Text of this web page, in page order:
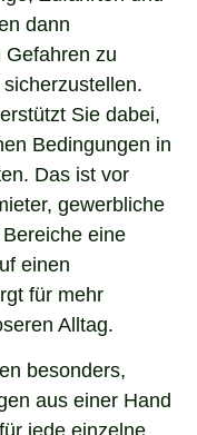
dann
Gefahren zu
Sie dabei,
Bedingungen in
Das ist vor
gewerbliche
eine
einen
für mehr
Alltag.
besonders,
aus einer Hand
jede einzelne